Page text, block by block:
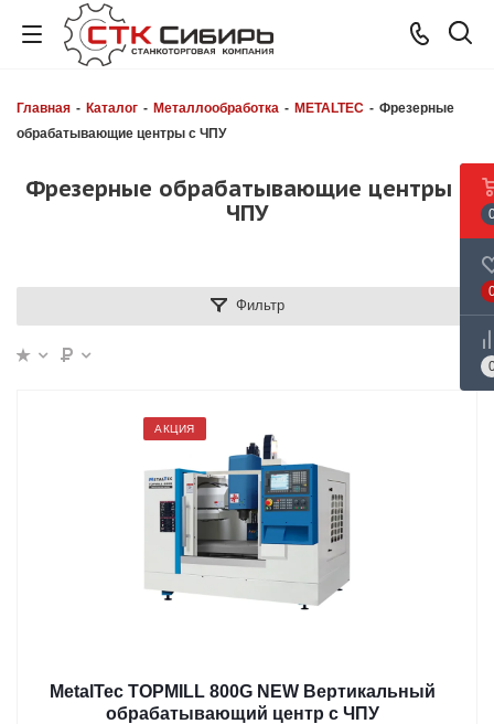
Главная - Каталог - Металлообработка - METALTEC - Фрезерные
обрабатывающие центры с ЧПУ
Фрезерные обрабатывающие центры с
ЧПУ
Фильтр
АКЦИЯ
MetalTec TOPMILL 800G NEW Вертикальный
обрабатывающий центр с ЧПУ